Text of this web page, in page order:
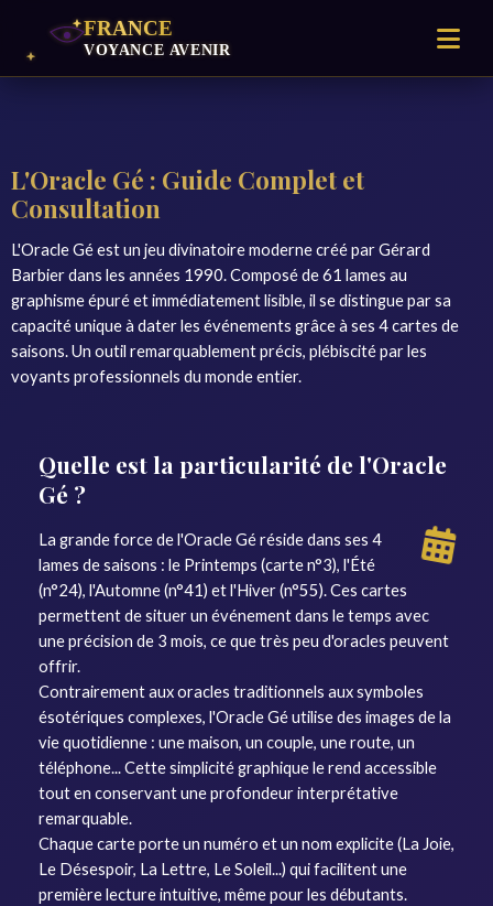
L'Oracle Gé : Guide Complet et
Consultation
L'Oracle Gé est un jeu divinatoire moderne créé par Gérard
Barbier dans les années 1990. Composé de 61 lames au
graphisme épuré et immédiatement lisible, il se distingue par sa
capacité unique à dater les événements grâce à ses 4 cartes de
saisons. Un outil remarquablement précis, plébiscité par les
voyants professionnels du monde entier.
Quelle est la particularité de l'Oracle
Gé ?
La grande force de l'Oracle Gé réside dans ses 4
lames de saisons : le Printemps (carte n°3), l'Été
(n°24), l'Automne (n°41) et l'Hiver (n°55). Ces cartes
permettent de situer un événement dans le temps avec
une précision de 3 mois, ce que très peu d'oracles peuvent
offrir.
Contrairement aux oracles traditionnels aux symboles
ésotériques complexes, l'Oracle Gé utilise des images de la
vie quotidienne : une maison, un couple, une route, un
téléphone... Cette simplicité graphique le rend accessible
tout en conservant une profondeur interprétative
remarquable.
Chaque carte porte un numéro et un nom explicite (La Joie,
Le Désespoir, La Lettre, Le Soleil...) qui facilitent une
première lecture intuitive, même pour les débutants.